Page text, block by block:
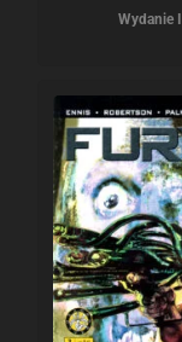
Wydanie I